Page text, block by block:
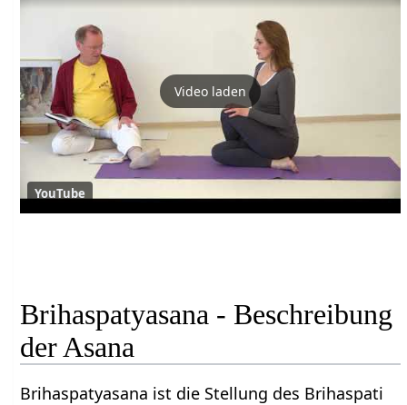
Video laden
YouTube
Brihaspatyasana - Beschreibung
der Asana
Brihaspatyasana ist die Stellung des Brihaspati